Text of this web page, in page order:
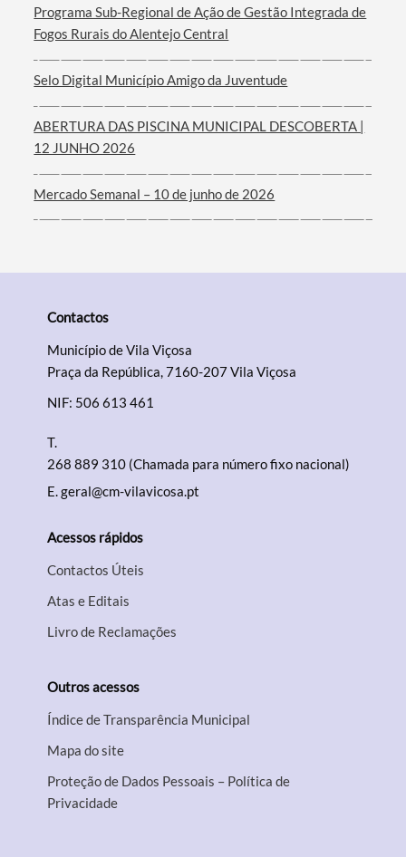
Programa Sub-Regional de Ação de Gestão Integrada de
Fogos Rurais do Alentejo Central
Selo Digital Município Amigo da Juventude
ABERTURA DAS PISCINA MUNICIPAL DESCOBERTA |
12 JUNHO 2026
Mercado Semanal – 10 de junho de 2026
Contactos
Município de Vila Viçosa
Praça da República, 7160-207 Vila Viçosa
NIF: 506 613 461
T.
268 889 310 (Chamada para número fixo nacional)
E.geral@cm-vilavicosa.pt
Acessos rápidos
Contactos Úteis
Atas e Editais
Livro de Reclamações
Outros acessos
Índice de Transparência Municipal
Mapa do site
Proteção de Dados Pessoais – Política de
Privacidade